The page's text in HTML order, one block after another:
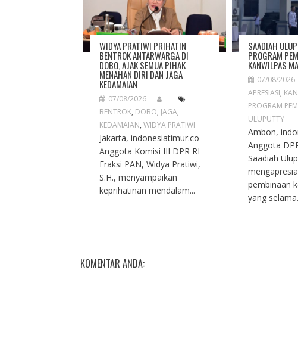
O
N WIDYA PRATIWI PRIHATIN
BENTROK ANTARWARGA DI
DOBO, AJAK SEMUA PIHAK
MENAHAN DIRI DAN JAGA
KEDAMAIAN
07/08/2026
BENTROK, DOBO, JAGA,
KEDAMAIAN, WIDYA PRATIWI
Jakarta, indonesiatimur.co –
Anggota Komisi III DPR RI
Fraksi PAN, Widya Pratiwi,
S.H., menyampaikan
keprihatinan mendalam...
SAADIAH
PROGRAM
KANWILPAS
07/08/2026
APRESIASI,
PROGRAM
ULUPUTTY
Ambon,
Anggota
Saadiah
pembinaan
yang
KOMENTAR ANDA: